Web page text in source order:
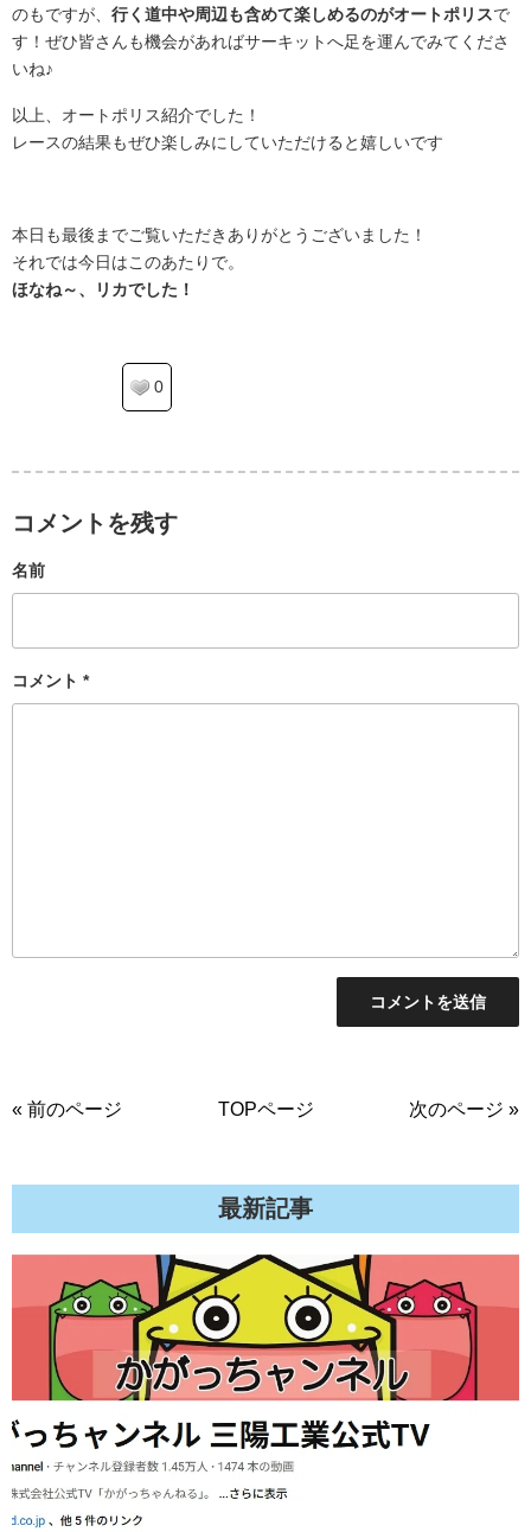
のもですが、 行く道中や周辺も含めて楽しめるのがオートポリスで
す！ぜひ皆さんも機会があればサーキットへ足を運んでみてくださ
いね♪
以上、オートポリス紹介でした！
レースの結果もぜひ楽しみにしていただけると嬉しいです
本日も最後までご覧いただきありがとうございました！
それでは今日はこのあたりで。
ほなね～、リカでした！
0
コメントを残す
コメント *
名前
« 前のページ TOPページ 次のページ »
最新記事